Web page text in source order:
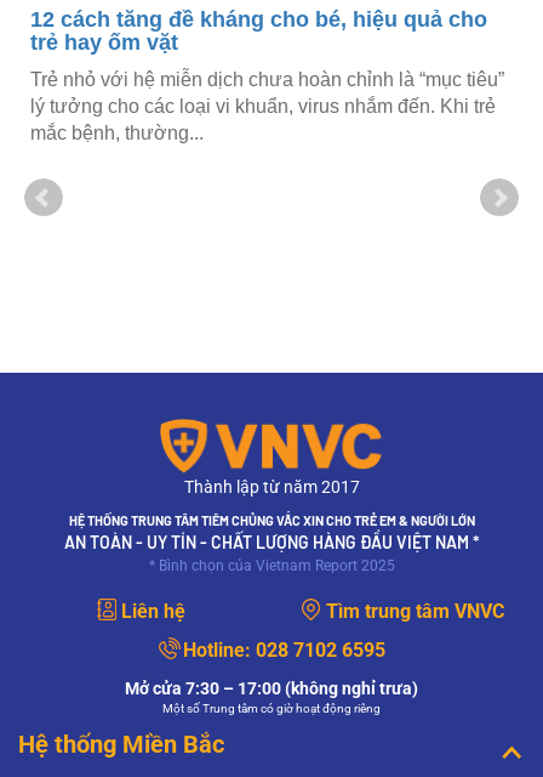
12 cách tăng đề kháng cho bé, hiệu quả cho
trẻ hay ốm vặt
Trẻ nhỏ với hệ miễn dịch chưa hoàn chỉnh là “mục tiêu”
lý tưởng cho các loại vi khuẩn, virus nhắm đến. Khi trẻ
mắc bệnh, thường...
Thành lập từ năm 2017
HỆ THỐNG TRUNG TÂM TIÊM CHỦNG VẮC XIN CHO TRẺ EM & NGƯỜI LỚN
AN TOÀN - UY TÍN - CHẤT LƯỢNG HÀNG ĐẦU VIỆT NAM *
* Bình chọn của Vietnam Report 2025
Liên hệ
Tìm trung tâm VNVC
Hotline: 028 7102 6595
Mở cửa 7:30 – 17:00 (không nghỉ trưa)
Một số Trung tâm có giờ hoạt động riêng
Hệ thống Miền Bắc